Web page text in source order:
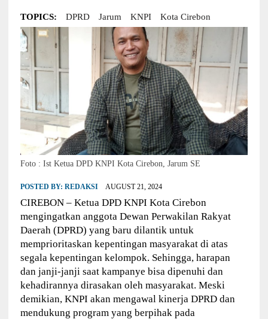
TOPICS: DPRD Jarum KNPI Kota Cirebon
Foto : Ist Ketua DPD KNPI Kota Cirebon, Jarum SE
POSTED BY: REDAKSI AUGUST 21, 2024
CIREBON – Ketua DPD KNPI Kota Cirebon
mengingatkan anggota Dewan Perwakilan Rakyat
Daerah (DPRD) yang baru dilantik untuk
memprioritaskan kepentingan masyarakat di atas
segala kepentingan kelompok. Sehingga, harapan
dan janji-janji saat kampanye bisa dipenuhi dan
kehadirannya dirasakan oleh masyarakat. Meski
demikian, KNPI akan mengawal kinerja DPRD dan
mendukung program yang berpihak pada